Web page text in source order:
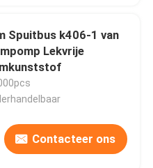
Spuitbus k406-1 van
Lekvrije
Contacteer ons